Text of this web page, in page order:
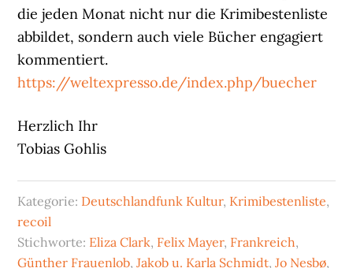
die jeden Monat nicht nur die Krimibestenliste
abbildet, sondern auch viele Bücher engagiert
kommentiert.
https://weltexpresso.de/index.php/buecher
Herzlich Ihr
Tobias Gohlis
Kategorie: Deutschlandfunk Kultur, Krimibestenliste,
recoil
Stichworte: Eliza Clark, Felix Mayer, Frankreich,
Günther Frauenlob,Jakob u. Karla Schmidt,Jo Nesbø,